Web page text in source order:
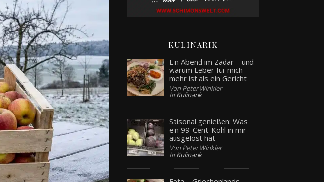
KULINARIK
Ein Abend im Zadar – und
warum Leber für mich
mehr ist als ein Gericht
Von Peter Winkler
In Kulinarik
Saisonal genießen: Was
ein 99-Cent-Kohl in mir
ausgelöst hat
Von Peter Winkler
In Kulinarik